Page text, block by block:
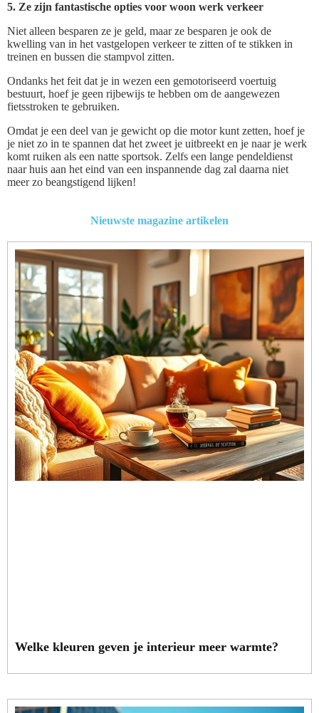
5. Ze zijn fantastische opties voor woon werk verkeer
Niet alleen besparen ze je geld, maar ze besparen je ook de
kwelling van in het vastgelopen verkeer te zitten of te stikken in
treinen en bussen die stampvol zitten.
Ondanks het feit dat je in wezen een gemotoriseerd voertuig
bestuurt, hoef je geen rijbewijs te hebben om de aangewezen
fietsstroken te gebruiken.
Omdat je een deel van je gewicht op die motor kunt zetten, hoef je
je niet zo in te spannen dat het zweet je uitbreekt en je naar je werk
komt ruiken als een natte sportsok. Zelfs een lange pendeldienst
naar huis aan het eind van een inspannende dag zal daarna niet
meer zo beangstigend lijken!
Nieuwste magazine artikelen
Welke kleuren geven je interieur meer warmte?